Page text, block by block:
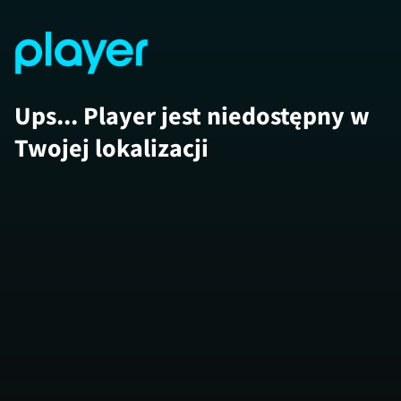
Ups... Player jest niedostępny w
Twojej lokalizacji